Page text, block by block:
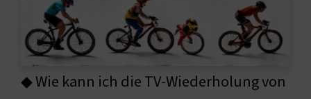
◆ Wie kann ich die TV-Wiederholung von